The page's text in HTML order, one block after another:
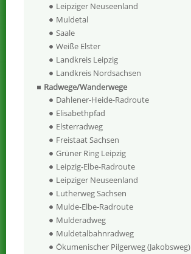
Leipziger Neuseenland
Muldetal
Saale
Weiße Elster
Landkreis Leipzig
Landkreis Nordsachsen
Radwege/Wanderwege
Dahlener-Heide-Radroute
Elisabethpfad
Elsterradweg
Freistaat Sachsen
Grüner Ring Leipzig
Leipzig-Elbe-Radroute
Leipziger Neuseenland
Lutherweg Sachsen
Mulde-Elbe-Radroute
Mulderadweg
Muldetalbahnradweg
Ökumenischer Pilgerweg (Jakobsweg)